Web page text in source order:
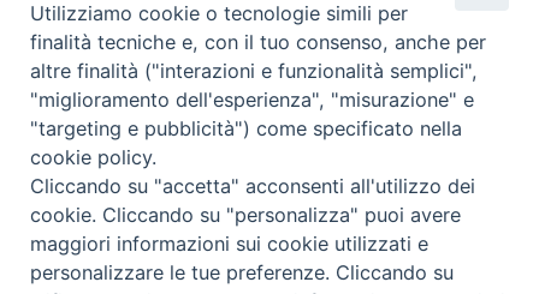
Statuto
Presidenza e ufficio presidenza
Consiglio scientifico
Coordinamento nazionale
Utilizziamo cookie o tecnologie simili per
finalità tecniche e, con il tuo consenso, anche per
altre finalità ("interazioni e funzionalità semplici",
"miglioramento dell'esperienza", "misurazione" e
"targeting e pubblicità") come specificato nella
cookie policy.
Cliccando su "accetta" acconsenti all'utilizzo dei
cookie. Cliccando su "personalizza" puoi avere
maggiori informazioni sui cookie utilizzati e
personalizzare le tue preferenze. Cliccando su